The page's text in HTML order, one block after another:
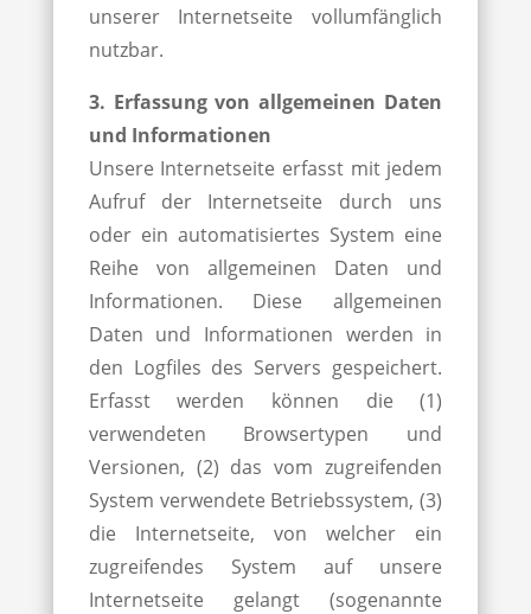
unserer Internetseite vollumfänglich
nutzbar.
3. Erfassung von allgemeinen Daten
und Informationen
Unsere Internetseite erfasst mit jedem
Aufruf der Internetseite durch uns
oder ein automatisiertes System eine
Reihe von allgemeinen Daten und
Informationen. Diese allgemeinen
Daten und Informationen werden in
den Logfiles des Servers gespeichert.
Erfasst werden können die (1)
verwendeten Browsertypen und
Versionen, (2) das vom zugreifenden
System verwendete Betriebssystem, (3)
die Internetseite, von welcher ein
zugreifendes System auf unsere
Internetseite gelangt (sogenannte